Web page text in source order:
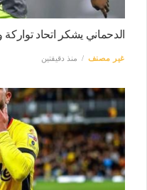
الدحماني يشكر اتحاد
غير مصنف منذ دقيقتين